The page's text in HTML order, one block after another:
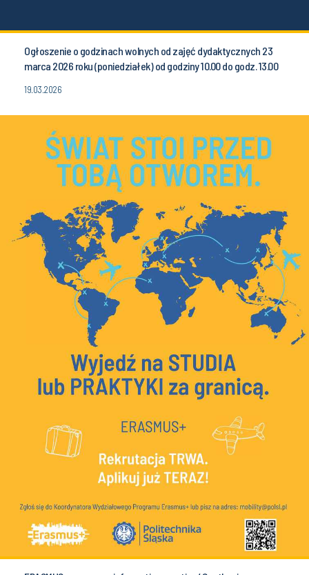
Ogłoszenie o godzinach wolnych od zajęć dydaktycznych 23
marca 2026 roku (poniedziałek) od godziny 10.00 do godz. 13.00
19.03.2026